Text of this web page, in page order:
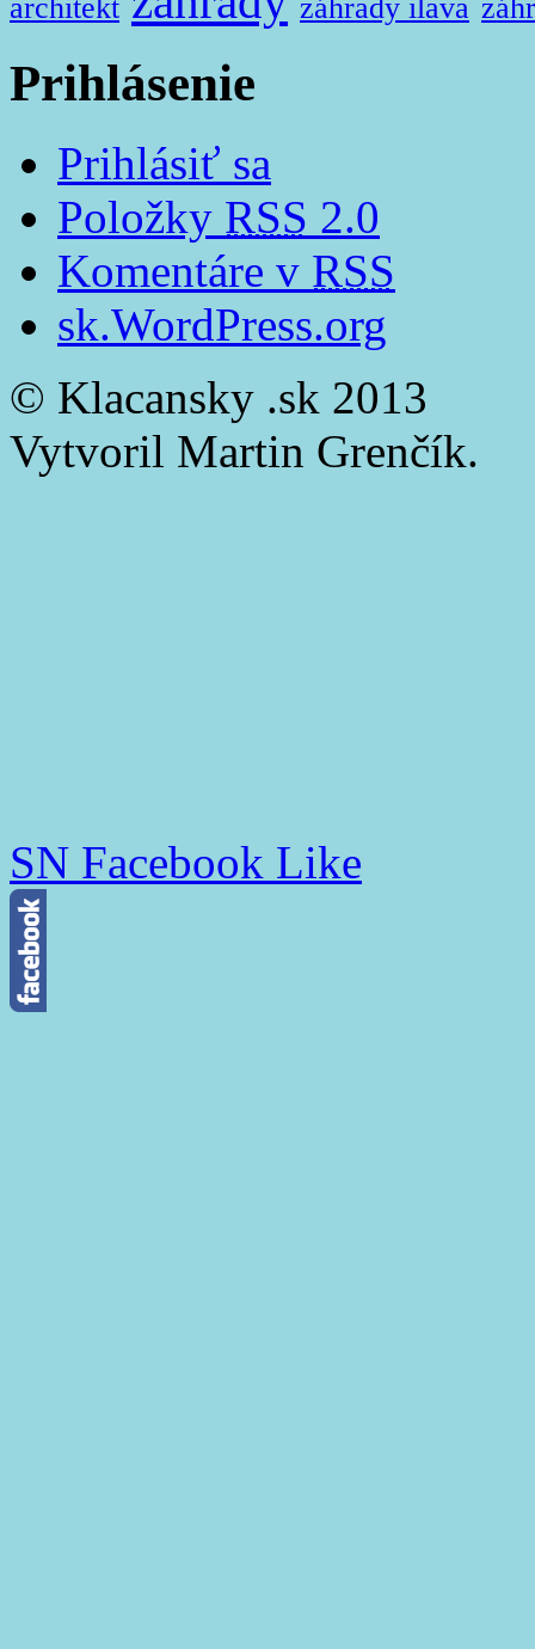
architekt
záhrady ilava
Prihlásenie
Prihlásiť sa
Položky RSS 2.0
Komentáre v RSS
sk.WordPress.org
© Klacansky .sk 2013
Vytvoril Martin Grenčík.
SN Facebook Like